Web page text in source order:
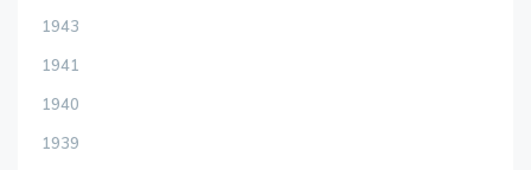
1943
1941
1940
1939